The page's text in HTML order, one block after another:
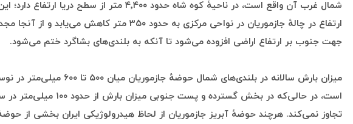
شمال غرب آن واقع است، در ناحیهٔ کوه شاه حدود ۴٬۴۰۰ متر از سطح دریا ارتفاع دارد؛
ارتفاع در چالهٔ جازموریان در نواحی مرکزی به حدود ۳۵۰ متر کاهش می‌یابد و از
جهت جنوب بر ارتفاع اراضی افزوده می‌شود تا آنکه به بلندی‌های بشاگرد ختم می‌شود.
میزان بارش سالانه در بلندی‌های شمال حوضهٔ جازموریان میان ۵۰۰ تا ۶۰۰
است، در حالی‌که در بخش گسترده و پست جنوبی میزان بارش از حدود ۱۰۰
تجاوز نمی‌کند. هرچند حوضهٔ آبریز جازموریان از لحاظ هیدرولوژیکی ایران بخشی از